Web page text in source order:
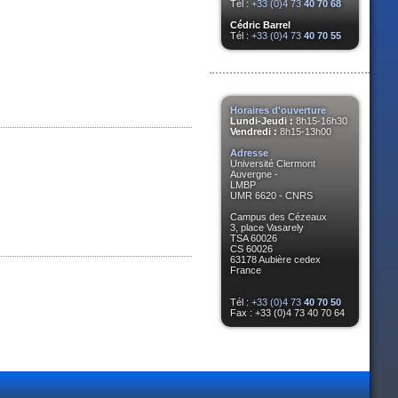
Tél : +33 (0)4 73 40 70 68
Cédric Barrel
Tél : +33 (0)4 73 40 70 55
Horaires d'ouverture
Lundi-Jeudi : 8h15-16h30
Vendredi : 8h15-13h00
Adresse
Université Clermont
Auvergne -
LMBP
UMR 6620 - CNRS
Campus des Cézeaux
3, place Vasarely
TSA 60026
CS 60026
63178 Aubière cedex
France
Tél : +33 (0)4 73 40 70 50
Fax : +33 (0)4 73 40 70 64